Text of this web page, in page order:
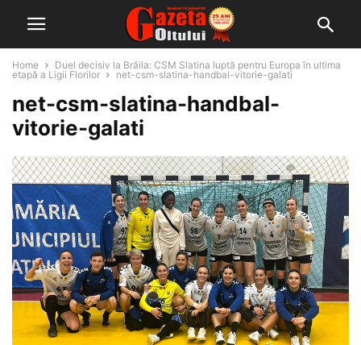
Home
Duel decisiv la Brăila: CSM Slatina luptă pentru Europa în ultima
etapă a Ligii Florilor
net-csm-slatina-handbal-vitorie-galati
net-csm-slatina-handbal-
vitorie-galati